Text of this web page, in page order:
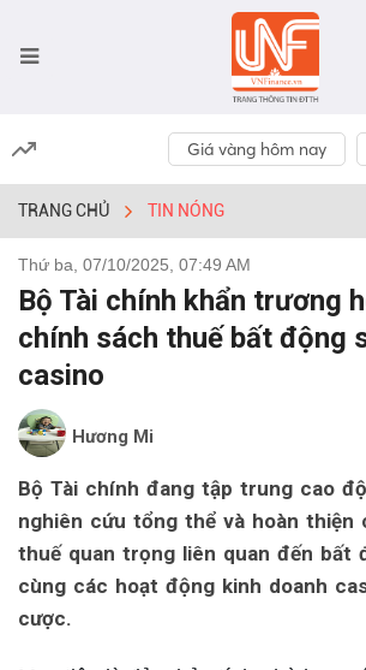
Giá vàng hôm nay
TRANG CHỦ TIN NÓNG
Thứ ba, 07/10/2025, 07:49 AM
Bộ Tài chính khẩn trương
chính sách thuế bất động
casino
Hương Mi
Bộ Tài chính đang tập trung cao
nghiên cứu tổng thể và hoàn thiện
thuế quan trọng liên quan đến bất
cùng các hoạt động kinh doanh
cược.